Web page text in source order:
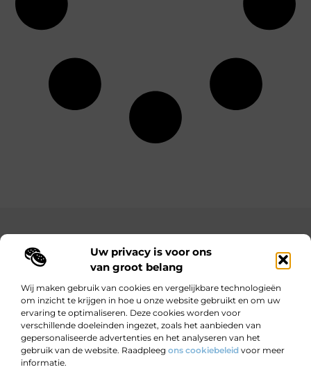
Uw privacy is voor ons
van groot belang
Wij maken gebruik van cookies en vergelijkbare technologieën
om inzicht te krijgen in hoe u onze website gebruikt en om uw
ervaring te optimaliseren. Deze cookies worden voor
verschillende doeleinden ingezet, zoals het aanbieden van
gepersonaliseerde advertenties en het analyseren van het
gebruik van de website. Raadpleeg ons cookiebeleid voor meer
informatie.
Bekende Nederlanders
Wijzer worden door verhalen.
Motiverende en informatieve blogs voor nieuwsgierige lezers en